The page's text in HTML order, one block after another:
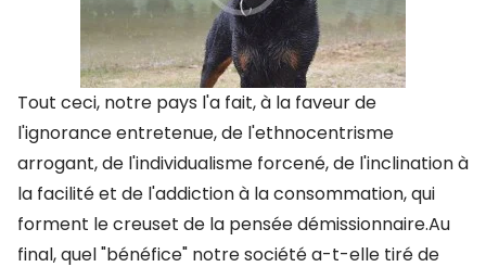
Tout ceci, notre pays l'a fait, à la faveur de
l'ignorance entretenue, de l'ethnocentrisme
arrogant, de l'individualisme forcené, de l'inclination à
la facilité et de l'addiction à la consommation, qui
forment le creuset de la pensée démissionnaire.Au
final, quel "bénéfice" notre société a-t-elle tiré de